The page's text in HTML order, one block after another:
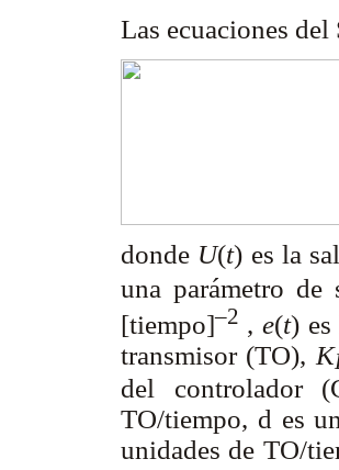
Las ecuaciones
donde U(t) es la
una parámetro
[tiempo]–2 , e(t)es
transmisor (TO), K
del controlador
TO/tiempo, des
unidades de TO/